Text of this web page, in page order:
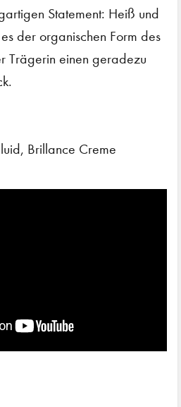
Statement: Heiß und
der organischen Form des
Trägerin einen geradezu
Brillance Creme